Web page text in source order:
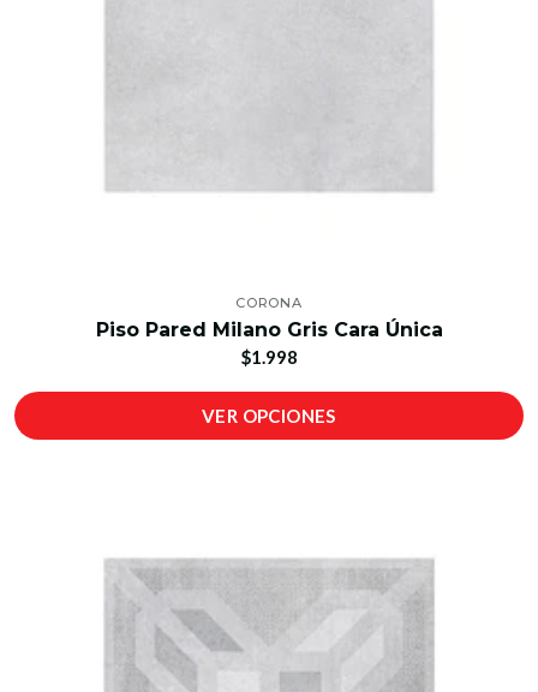
CORONA
Piso Pared Milano Gris Cara Única
$1.998
VER OPCIONES